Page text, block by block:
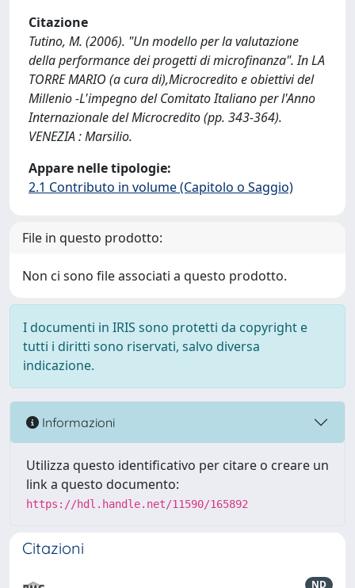
Citazione
Tutino, M. (2006). "Un modello per la valutazione
della performance dei progetti di microfinanza". In LA
TORRE MARIO (a cura di),Microcredito e obiettivi del
Millenio -L'impegno del Comitato Italiano per l'Anno
Internazionale del Microcredito (pp. 343-364).
VENEZIA : Marsilio.
Appare nelle tipologie:
2.1 Contributo in volume (Capitolo o Saggio)
File in questo prodotto:
Non ci sono file associati a questo prodotto.
I documenti in IRIS sono protetti da copyright e
tutti i diritti sono riservati, salvo diversa
indicazione.
Informazioni
Utilizza questo identificativo per citare o creare un
link a questo documento:
https://hdl.handle.net/11590/165892
Citazioni
ND